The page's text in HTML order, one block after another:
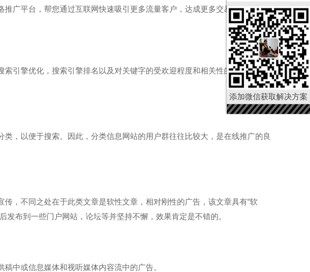
广平台，帮您通过互联网快速吸引更多流量客户，达成更多交易。
索引擎优化，搜索引擎排名以及对关键字的受欢迎程度和相关性的研究来在搜
，以便于搜索。因此，分类信息网站的用户群往往比较大，是在线推广的良
传，不同之处在于此类文章是软性文章，相对刚性的广告，该文章具有“软
发布到一些门户网站，论坛等并坚持不懈，效果肯定是不错的。
中或信息媒体和视听媒体内容流中的广告。
添加微信获取解决方案